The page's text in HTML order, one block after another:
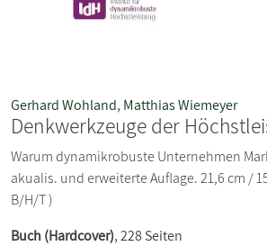
Gerhard Wohland, Matthias Wiemeyer
Denkwerkzeuge der
Warum dynamikrobuste Unternehmen
akualis. und erweiterte Auflage. 21,6 cm /
B/H/T )
Buch (Hardcover), 228 Seiten